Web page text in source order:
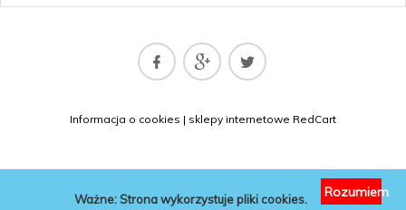
matbud@matbud.pl
Informacja o cookies | sklepy internetowe RedCart
Ważne: Strona wykorzystuje pliki cookies. Rozumiem